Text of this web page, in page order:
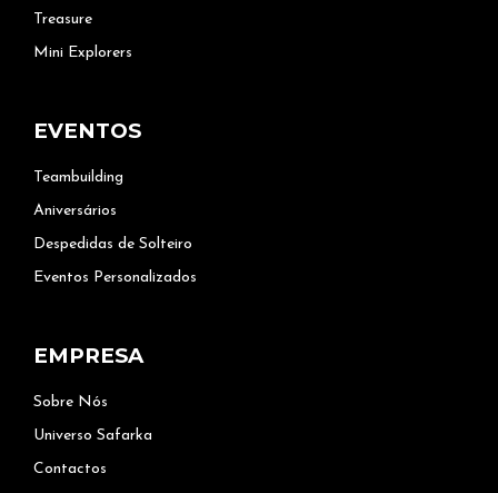
Treasure
Mini Explorers
EVENTOS
Teambuilding
Aniversários
Despedidas de Solteiro
Eventos Personalizados
EMPRESA
Sobre Nós
Universo Safarka
Contactos